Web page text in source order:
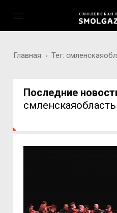
Главная Тег:
Последние
смленскаяобласть